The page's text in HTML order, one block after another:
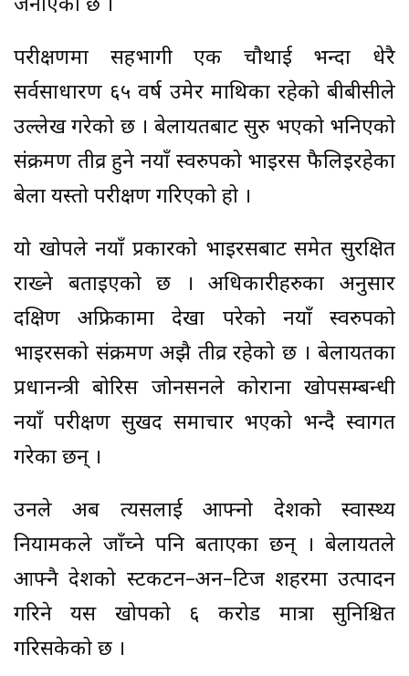
जनाएको छ ।
परीक्षणमा सहभागी एक चौथाई भन्दा धेरै
सर्वसाधारण ६५ वर्ष उमेर माथिका रहेको बीबीसीले
उल्लेख गरेको छ । बेलायतबाट सुरु भएको भनिएको
संक्रमण तीव्र हुने नयाँ स्वरुपको भाइरस फैलिइरहेका
बेला यस्तो परीक्षण गरिएको हो ।
यो खोपले नयाँ प्रकारको भाइरसबाट समेत सुरक्षित
राख्ने बताइएको छ । अधिकारीहरुका अनुसार
दक्षिण अफ्रिकामा देखा परेको नयाँ स्वरुपको
भाइरसको संक्रमण अझै तीव्र रहेको छ । बेलायतका
प्रधानन्त्री बोरिस जोनसनले कोराना खोपसम्बन्धी
नयाँ परीक्षण सुखद समाचार भएको भन्दै स्वागत
गरेका छन् ।
उनले अब त्यसलाई आफ्नो देशको स्वास्थ्य
नियामकले जाँच्ने पनि बताएका छन् । बेलायतले
आफ्नै देशको स्टकटन–अन–टिज शहरमा उत्पादन
गरिने यस खोपको ६ करोड मात्रा सुनिश्चित
गरिसकेको छ ।